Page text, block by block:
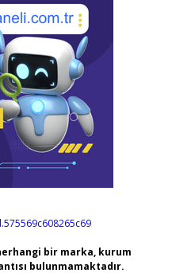
bir marka, kurum
bulunmamaktadır.